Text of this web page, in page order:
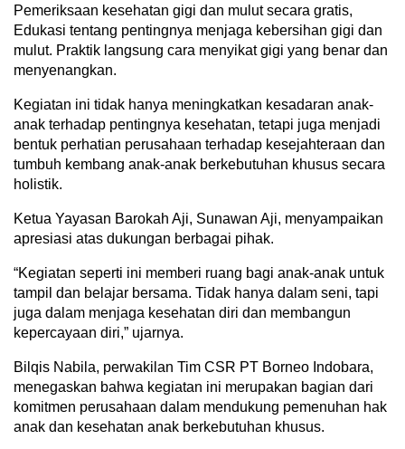
Pemeriksaan kesehatan gigi dan mulut secara gratis,
Edukasi tentang pentingnya menjaga kebersihan gigi dan
mulut. Praktik langsung cara menyikat gigi yang benar dan
menyenangkan.
Kegiatan ini tidak hanya meningkatkan kesadaran anak-
anak terhadap pentingnya kesehatan, tetapi juga menjadi
bentuk perhatian perusahaan terhadap kesejahteraan dan
tumbuh kembang anak-anak berkebutuhan khusus secara
holistik.
Ketua Yayasan Barokah Aji, Sunawan Aji, menyampaikan
apresiasi atas dukungan berbagai pihak.
“Kegiatan seperti ini memberi ruang bagi anak-anak untuk
tampil dan belajar bersama. Tidak hanya dalam seni, tapi
juga dalam menjaga kesehatan diri dan membangun
kepercayaan diri,” ujarnya.
Bilqis Nabila, perwakilan Tim CSR PT Borneo Indobara,
menegaskan bahwa kegiatan ini merupakan bagian dari
komitmen perusahaan dalam mendukung pemenuhan hak
anak dan kesehatan anak berkebutuhan khusus.